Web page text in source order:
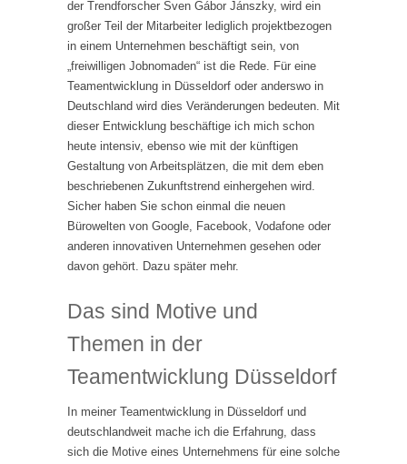
der Trendforscher Sven Gábor Jánszky, wird ein
großer Teil der Mitarbeiter lediglich projektbezogen
in einem Unternehmen beschäftigt sein, von
„freiwilligen Jobnomaden“ ist die Rede. Für eine
Teamentwicklung in Düsseldorf oder anderswo in
Deutschland wird dies Veränderungen bedeuten. Mit
dieser Entwicklung beschäftige ich mich schon
heute intensiv, ebenso wie mit der künftigen
Gestaltung von Arbeitsplätzen, die mit dem eben
beschriebenen Zukunftstrend einhergehen wird.
Sicher haben Sie schon einmal die neuen
Bürowelten von Google, Facebook, Vodafone oder
anderen innovativen Unternehmen gesehen oder
davon gehört. Dazu später mehr.
Das sind Motive und
Themen in der
Teamentwicklung Düsseldorf
In meiner Teamentwicklung in Düsseldorf und
deutschlandweit mache ich die Erfahrung, dass
sich die Motive eines Unternehmens für eine solche